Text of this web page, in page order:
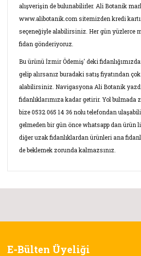
alışverişin de bulunabilirler. Ali Botanik
www.alibotanik.com sitemizden kredi
seçeneğiyle alabilirsiniz. Her gün yüzlerce
fidan gönderiyoruz.
Bu ürünü İzmir Ödemiş' deki
gelip alırsanız buradaki satış fiyatından
alabilirsiniz. Navigasyona Ali Botanik
fidanlıklarımıza kadar getirir. Yol bulmada
bize 0532 065 14 36 nolu telefondan
gelmeden bir gün önce whatsapp dan ürün
diğer uzak fidanlıklardan ürünleri ana
de beklemek zorunda kalmazsınız.
Görüş ve önerileriniz için teşekkür
Ürün resmi kalitesiz, bozuk veya
E-Bülten Üyeliği